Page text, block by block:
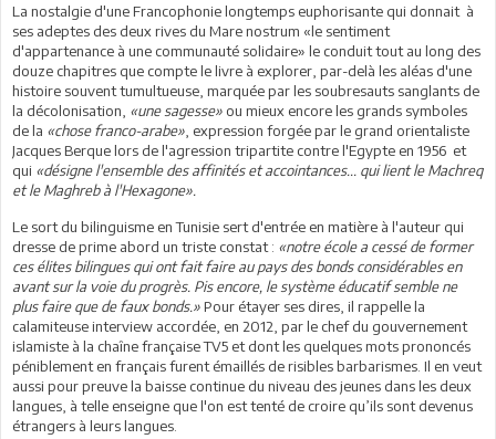
La nostalgie d'une Francophonie longtemps euphorisante qui donnait à
ses adeptes des deux rives du Mare nostrum «le sentiment
d'appartenance à une communauté solidaire» le conduit tout au long des
douze chapitres que compte le livre à explorer, par-delà les aléas d'une
histoire souvent tumultueuse, marquée par les soubresauts sanglants de
la décolonisation, «une sagesse» ou mieux encore les grands symboles
de la «chose franco-arabe» , expression forgée par le grand orientaliste
Jacques Berque lors de l'agression tripartite contre l'Egypte en 1956 et
qui «désigne l'ensemble des affinités et accointances... qui lient le Machreq
et le Maghreb à l'Hexagone».
Le sort du bilinguisme en Tunisie sert d'entrée en matière à l'auteur qui
dresse de prime abord un triste constat : «notre école a cessé de former
ces élites bilingues qui ont fait faire au pays des bonds considérables en
avant sur la voie du progrès. Pis encore, le système éducatif semble ne
plus faire que de faux bonds.»Pour étayer ses dires, il rappelle la
calamiteuse interview accordée, en 2012, par le chef du gouvernement
islamiste à la chaîne française TV5 et dont les quelques mots prononcés
péniblement en français furent émaillés de risibles barbarismes. Il en veut
aussi pour preuve la baisse continue du niveau des jeunes dans les deux
langues, à telle enseigne que l'on est tenté de croire qu’ils sont devenus
étrangers à leurs langues.